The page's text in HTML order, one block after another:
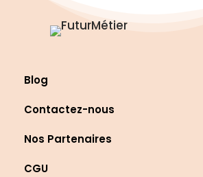
Blog
Contactez-nous
Nos Partenaires
CGU